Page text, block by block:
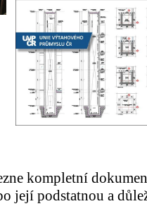
kompletní
její podstatnou a